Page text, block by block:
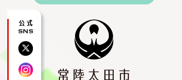
公式SNS
X